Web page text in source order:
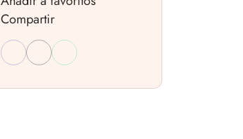
Compartir